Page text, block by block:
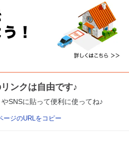
ンクは自由です♪
SNSに貼って便利に使ってね♪
ージのURLをコピー